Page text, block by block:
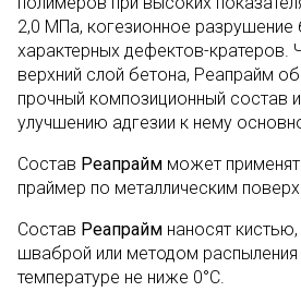
2,0 МПа, когезионное разрушение
характерных дефектов-кратеров.
верхний слой бетона, Реапрайм
прочный композиционный состав
улучшению адгезии к нему
Состав Реапрайм может
праймер по металлическим
Состав Реапрайм наносят
шваброй или методом распыления
температуре не ниже 0°С.